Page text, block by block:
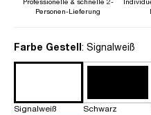
Professionelle & schnelle 2-
Personen-Lieferung
Farbe Gestellauswählen
: Signalweiß
Signalweiß Schwarz